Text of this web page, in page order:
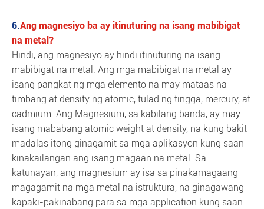
6.Ang magnesiyo ba ay itinuturing na isang mabibigat
na metal?
Hindi, ang magnesiyo ay hindi itinuturing na isang
mabibigat na metal. Ang mga mabibigat na metal ay
isang pangkat ng mga elemento na may mataas na
timbang at density ng atomic, tulad ng tingga, mercury, at
cadmium. Ang Magnesium, sa kabilang banda, ay may
isang mababang atomic weight at density, na kung bakit
madalas itong ginagamit sa mga aplikasyon kung saan
kinakailangan ang isang magaan na metal. Sa
katunayan, ang magnesium ay isa sa pinakamagaang
magagamit na mga metal na istruktura, na ginagawang
kapaki-pakinabang para sa mga application kung saan